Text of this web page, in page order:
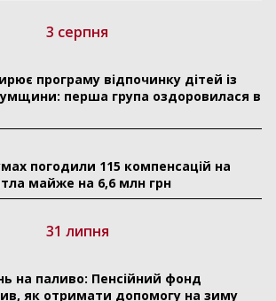
3 серпня
програму відпочинку дітей із
перша група оздоровилася в
погодили 115 компенсацій на
майже на 6,6 млн грн
31 липня
на паливо: Пенсійний фонд
як отримати допомогу на зиму